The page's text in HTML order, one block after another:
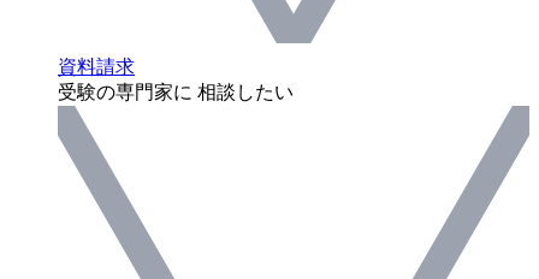
資料請求
受験の専門家に 相談したい